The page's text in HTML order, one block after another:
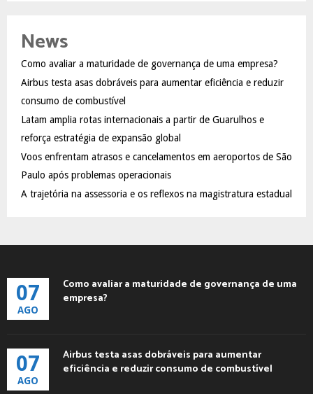
h
o
r
:
R
News
Como avaliar a maturidade de governança de uma empresa?
Airbus testa asas dobráveis para aumentar eficiência e reduzir
consumo de combustível
Latam amplia rotas internacionais a partir de Guarulhos e
reforça estratégia de expansão global
Voos enfrentam atrasos e cancelamentos em aeroportos de São
Paulo após problemas operacionais
A trajetória na assessoria e os reflexos na magistratura estadual
07
AGO
Como avaliar a maturidade de governança de uma
empresa?
07
AGO
Airbus testa asas dobráveis para aumentar
eficiência e reduzir consumo de combustível